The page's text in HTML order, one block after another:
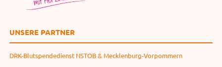
UNSERE PARTNER
DRK-Blutspendedienst NSTOB & Mecklenburg-Vorpommern